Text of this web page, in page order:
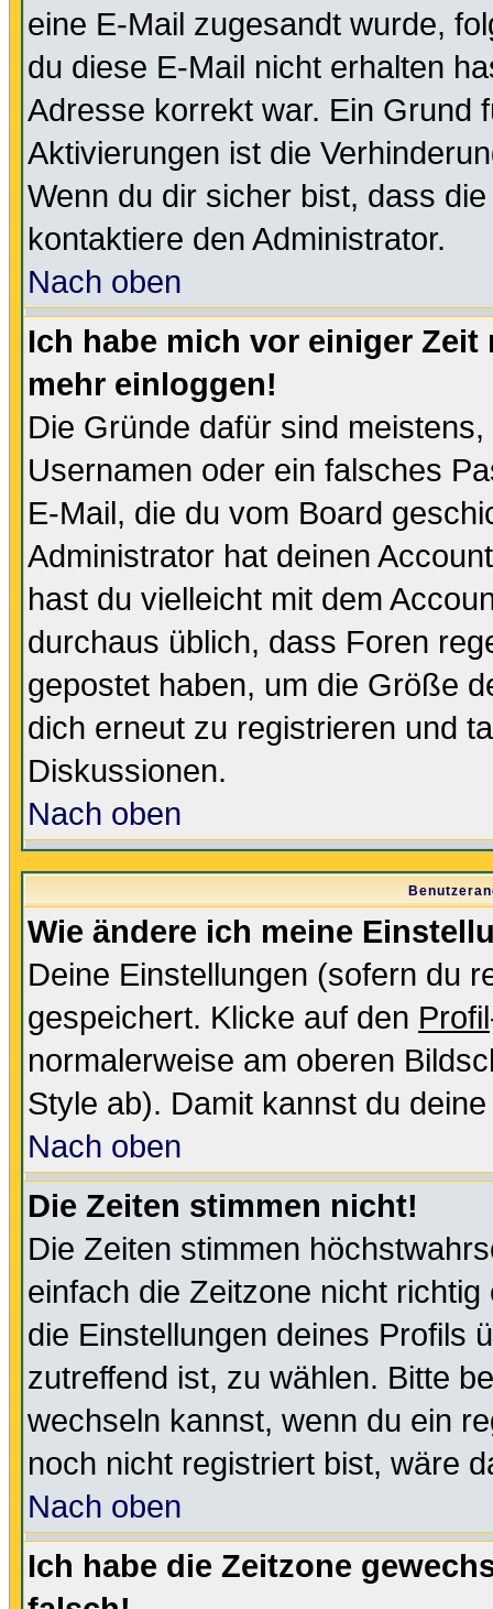
eine E-Mail zugesandt wurde,
du diese E-Mail nicht erhalten
Adresse korrekt war. Ein Grund
Aktivierungen ist die
Wenn du dir sicher bist, dass
kontaktiere den Administrator.
Nach oben
Ich habe mich vor einiger
mehr einloggen!
Die Gründe dafür sind
Usernamen oder ein falsches
E-Mail, die du vom Board
Administrator hat deinen
hast du vielleicht mit dem
durchaus üblich, dass Foren
gepostet haben, um die Größe
dich erneut zu registrieren und
Diskussionen.
Nach oben
Wie ändere ich meine
Deine Einstellungen (sofern du
gespeichert. Klicke auf den Profil
normalerweise am oberen
Style ab). Damit kannst du
Nach oben
Die Zeiten stimmen nicht!
Die Zeiten stimmen
einfach die Zeitzone nicht
die Einstellungen deines Profils
zutreffend ist, zu wählen. Bitte
wechseln kannst, wenn du ein
noch nicht registriert bist, wäre
Nach oben
Ich habe die Zeitzone